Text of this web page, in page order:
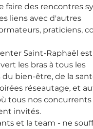
faire des rencontres
liens avec d'autres
praticiens,
Saint-Raphaël
les bras à tous les
du bien-être, de la
réseautage, et
tous nos
invités.
et la team - ne